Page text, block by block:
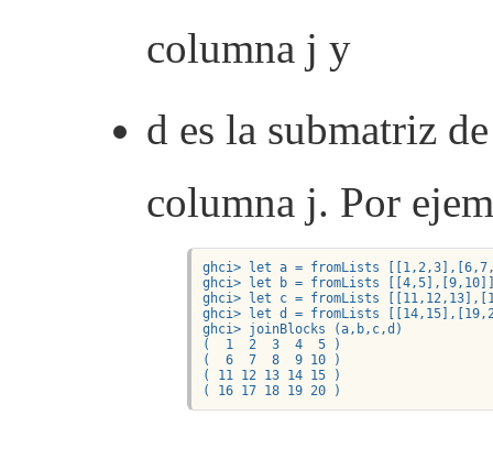
columna j y
d es la submatriz
columna j. Por
ghci> let a = fromLists
ghci> let b = fromLists
ghci> let c = fromLists
ghci> let d = fromLists
ghci> joinBlocks (a,b,c,d)
(  1  2  3  4  5 )
(  6  7  8  9 10 )
( 11 12 13 14 15 )
( 16 17 18 19 20 )